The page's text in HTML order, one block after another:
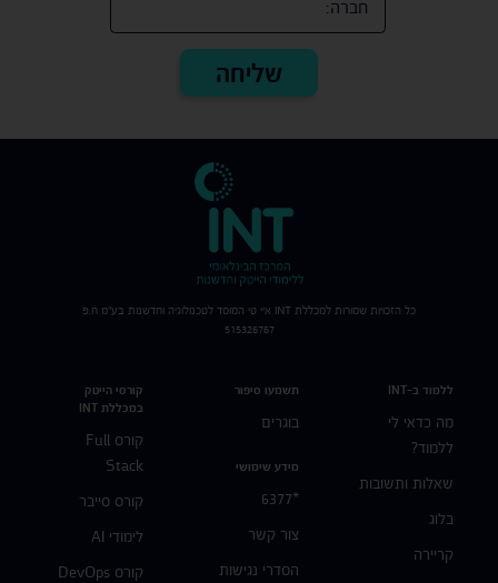
ללמוד ב-INT
מה כדאי לי
ללמוד?
שאלות ותשובות
בלוג
קריירה
תשמעו סיפור
בוגרים
מידע שימושי
*6377
צור קשר
הסדרי נגישות
קורסי הייטק
במכללת INT
קורס Full
Stack
קורס סייבר
לימודי AI
קורס DevOps
כל הזכויות שמורות למכללת INT איי טי המוסד לטכנולוגיה וחדשנות בע"מ ח.פ
515326767